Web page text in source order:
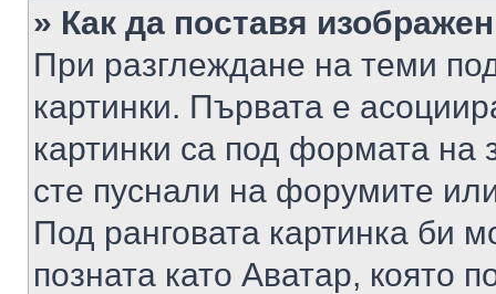
» Как да поставя
При разглеждане на теми
картинки. Първата е
картинки са под формата на
сте пуснали на форумите
Под ранговата картинка би
позната като Аватар, която